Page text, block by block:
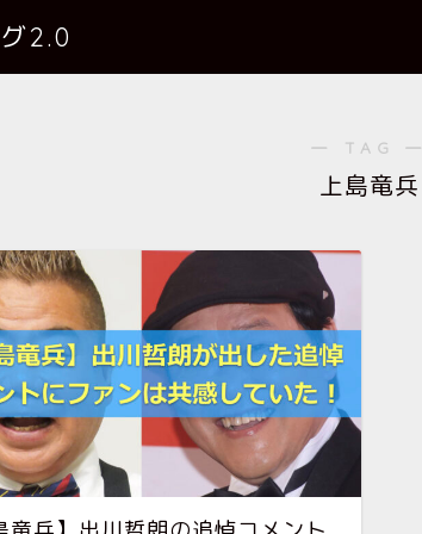
2.0
― TAG ―
上島竜兵